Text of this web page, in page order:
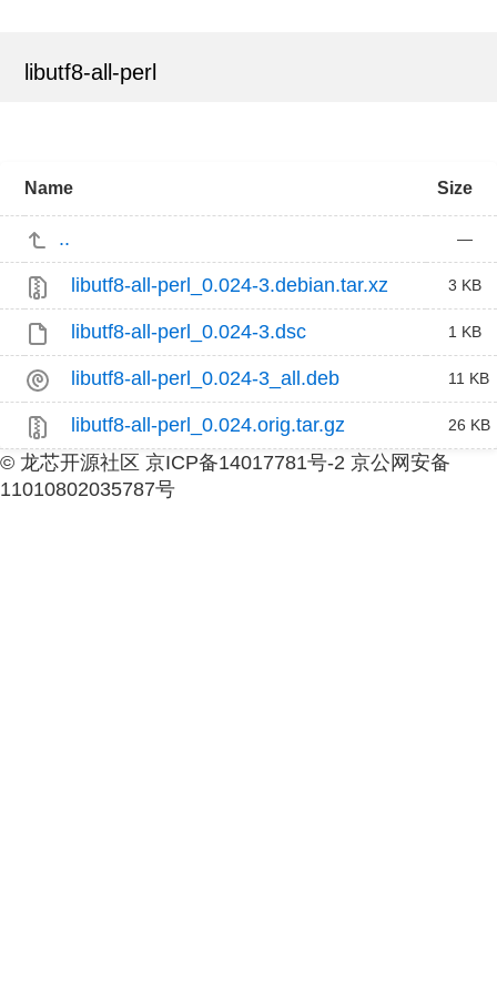
libutf8-all-perl
Name Size
.. —
libutf8-all-perl_0.024-3.debian.tar.xz 3 KB
libutf8-all-perl_0.024-3.dsc 1 KB
libutf8-all-perl_0.024-3_all.deb 11 KB
libutf8-all-perl_0.024.orig.tar.gz 26 KB
© 龙芯开源社区 京ICP备14017781号-2 京公网安备
11010802035787号